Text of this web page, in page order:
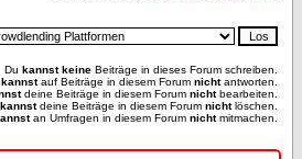
Du kannst keine Beiträge in dieses Forum schreiben.
kannstauf Beiträge in diesem Forum nichtantworten.
deine Beiträge in diesem Forum nichtbearbeiten.
kannstdeine Beiträge in diesem Forum nichtlöschen.
an Umfragen in diesem Forum nichtmitmachen.